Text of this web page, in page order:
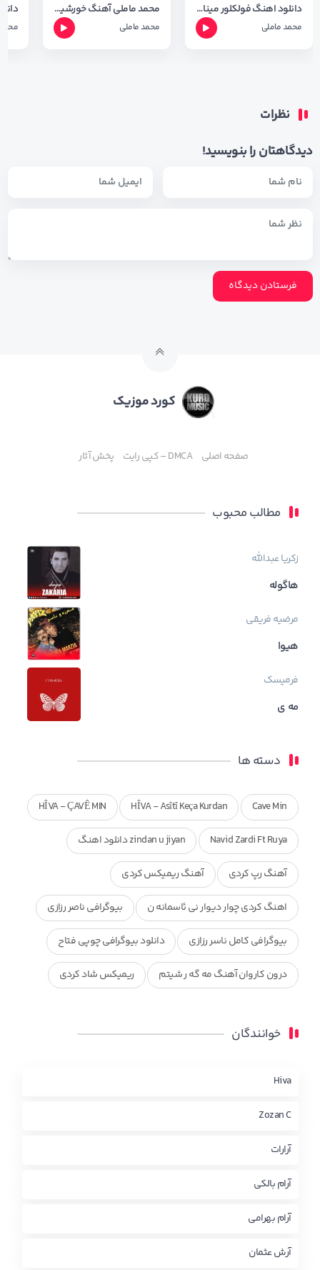
دانلود اهنگ فولکلور مینا با صدای محمد ماملی با کیفیت 320
محمد ماملی
محمد ماملی آهنگ خورشیده خاور
محمد ماملی
نظرات
دیدگاهتان را بنویسید!
کورد موزیک
صفحه اصلی DMCA – کپی رایت پخش آثار
مطالب محبوب
زکریا عبدالله
هاگوله
مرضیه فریقی
هیوا
فرمیسک
مه ی
دسته ها
Cave Min
HÎVA - Asîtî Keça Kurdan
HÎVA - ÇAVÊ MIN
Navid Zardi Ft Ruya zindan u jiyan دانلود اهنگ
آهنگ رپ کردی آهنگ ریمیکس کردی
اهنگ کردی چوار دیوار نی ئاسمانه ن بیوگرافی ناصر رزازی
بیوگرافی کامل ناسر رزازی دانلود بیوگرافی چوپی فتاح
درون کاروان آهنگ مه گه ر شیتم ریمیکس شاد کردی
محمد جزا
چاو من
خوانندگان
Hiva
Zozan C
آرارات
آرام بالکی
آرام بهرامی
آرش عثمان